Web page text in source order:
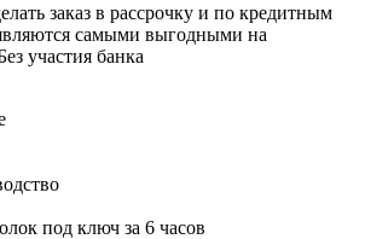
заказ в рассрочку и по кредитным
самыми выгодными на
участия банка
под ключ за 6 часов